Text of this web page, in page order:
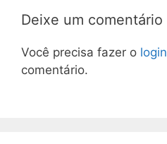
Deixe um comentário
Você precisa fazer o login
comentário.